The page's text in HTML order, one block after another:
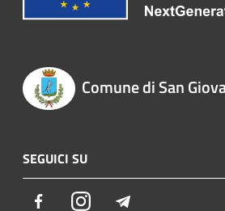
Comune di San
SEGUICI SU
FacebookInstagram